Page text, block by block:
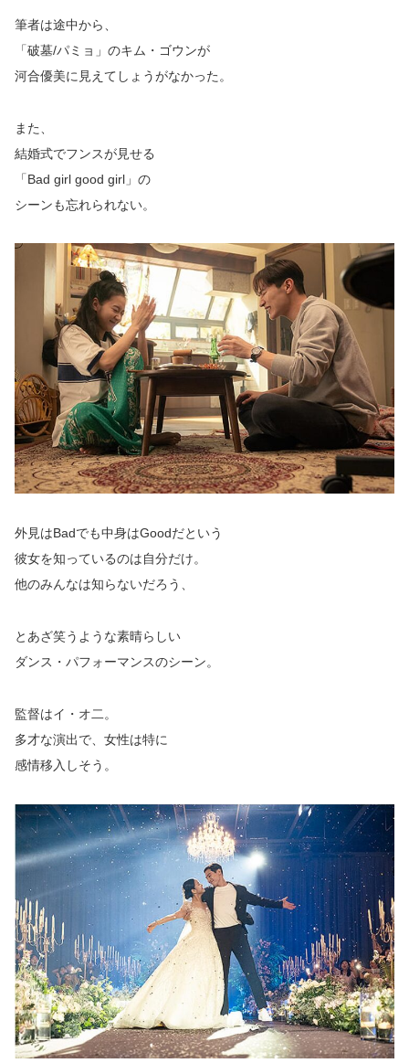
筆者は途中から、
「破墓/パミョ」のキム・ゴウンが
河合優美に見えてしょうがなかった。
また、
結婚式でフンスが見せる
「Bad girl good girl」の
シーンも忘れられない。
外見はBadでも中身はGoodだという
彼女を知っているのは自分だけ。
他のみんなは知らないだろう、
とあざ笑うような素晴らしい
ダンス・パフォーマンスのシーン。
監督はイ・オ二。
多才な演出で、女性は特に
感情移入しそう。